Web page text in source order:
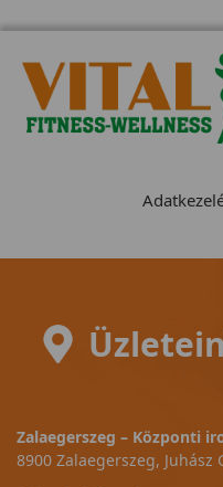
Zalaegerszeg – Központi
8900 Zalaegerszeg, Juhász